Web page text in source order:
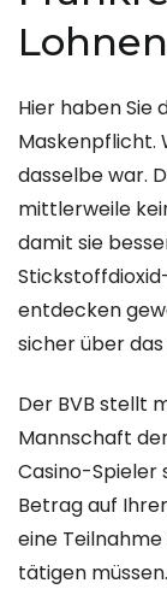
Lohnen
Hier haben Sie
Maskenpflicht.
dasselbe war.
mittlerweile
damit sie
entdecken
sicher über das
Der BVB stellt
Mannschaft
Casino-Spieler
Betrag auf
eine
tätigen